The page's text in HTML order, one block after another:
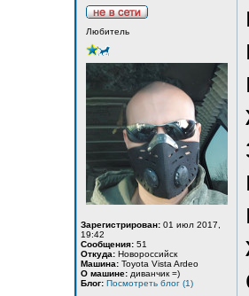
Любитель
Зарегистрирован: 01 июл 2017,
19:42
Сообщения: 51
Откуда: Новороссийск
Машина: Toyota Vista Ardeo
О машине: диванчик =)
Блог: Посмотреть блог (1)